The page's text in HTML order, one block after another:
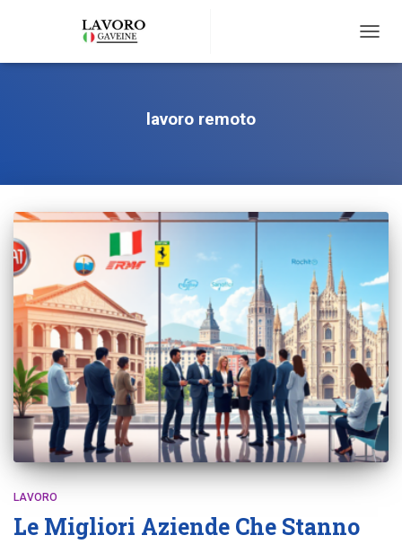
lavoro remoto
LAVORO
Le Migliori Aziende Che Stanno